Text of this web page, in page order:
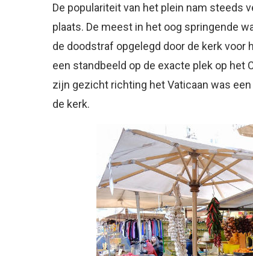
De populariteit van het plein nam steeds
plaats. De meest in het oog springende
de doodstraf opgelegd door de kerk voor
een standbeeld op de exacte plek op het
zijn gezicht richting het Vaticaan was
de kerk.